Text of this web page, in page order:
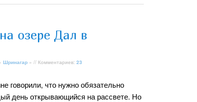
озере Дал в
Шринагар » // Комментариев: 23
говорили, что нужно обязательно
день открывающийся на рассвете. Но